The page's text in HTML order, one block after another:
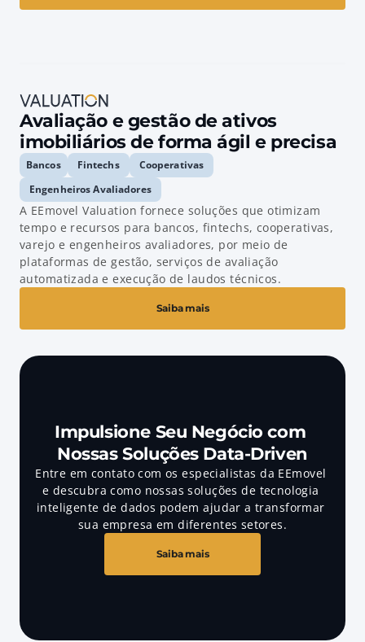
Avaliação e gestão de ativos
imobiliários de forma ágil e precisa
Bancos Fintechs
Cooperativas
Engenheiros Avaliadores
A EEmovel Valuation fornece soluções que otimizam
tempo e recursos para bancos, fintechs, cooperativas,
varejo e engenheiros avaliadores, por meio de
plataformas de gestão, serviços de avaliação
automatizada e execução de laudos técnicos.
Saiba mais
Impulsione Seu Negócio com
Nossas Soluções Data-Driven
Entre em contato com os especialistas da EEmovel
e descubra como nossas soluções de tecnologia
inteligente de dados podem ajudar a transformar
sua empresa em diferentes setores.
Saiba mais